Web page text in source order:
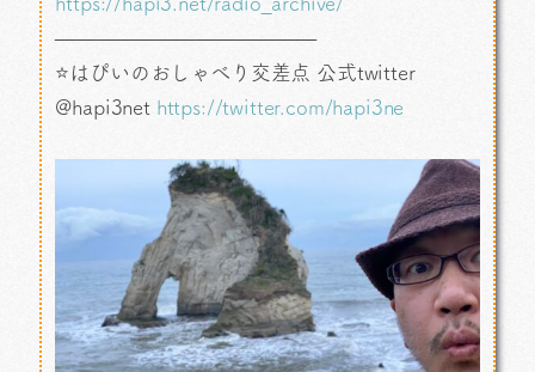
—————————————
⭐はぴいのおしゃべり交差点 公式twitter
@hapi3net https://twitter.com/hapi3ne